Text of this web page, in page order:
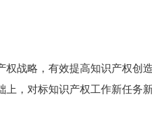
略，有效提高知识产权创造
上，对标知识产权工作新任务